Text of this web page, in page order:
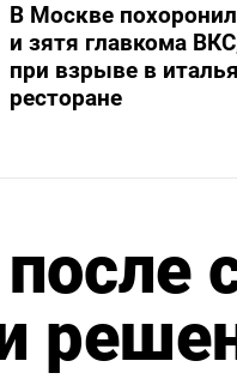
В Москве
и зятя главкома
при взрыве в
ресторане